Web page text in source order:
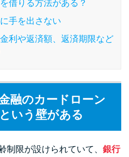
期間を利用して利息0円で
家賃払えない…2ヵ月目に
借りる方法がある？
手を出さない
利や返済額、返済期限など
融のカードローン
いう壁がある
制限が設けられていて、 銀行